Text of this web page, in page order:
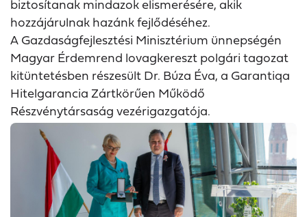
biztosítanak mindazok elismerésére, akik
hozzájárulnak hazánk fejlődéséhez.
A Gazdaságfejlesztési Minisztérium ünnepségén
Magyar Érdemrend lovagkereszt polgári tagozat
kitüntetésben részesült Dr. Búza Éva, a Garantiqa
Hitelgarancia Zártkörűen Működő
Részvénytársaság vezérigazgatója.